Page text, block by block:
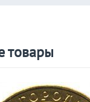
товары